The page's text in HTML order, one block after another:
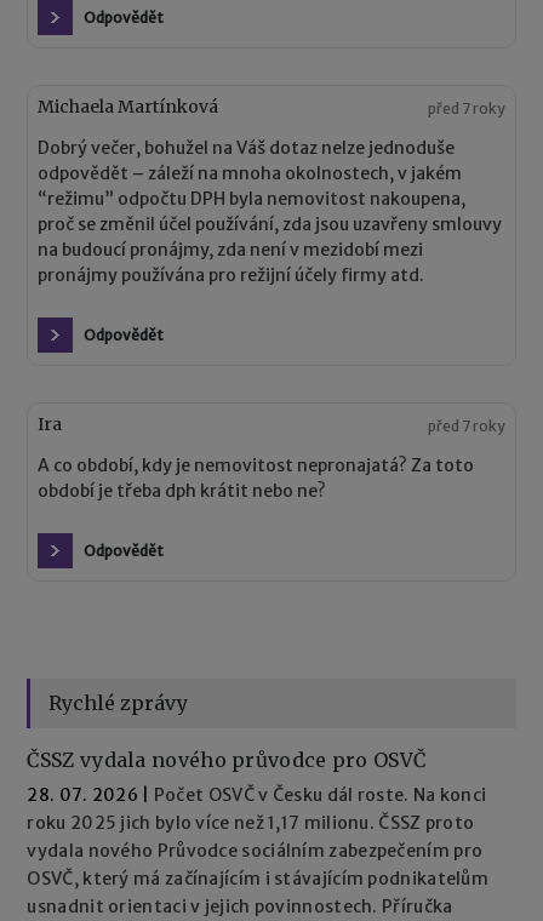
Odpovědět
Michaela Martínková před 7 roky
Dobrý večer, bohužel na Váš dotaz nelze jednoduše
odpovědět – záleží na mnoha okolnostech, v jakém
“režimu” odpočtu DPH byla nemovitost nakoupena,
proč se změnil účel používání, zda jsou uzavřeny smlouvy
na budoucí pronájmy, zda není v mezidobí mezi
pronájmy používána pro režijní účely firmy atd.
Odpovědět
Ira před 7 roky
A co období, kdy je nemovitost nepronajatá? Za toto
období je třeba dph krátit nebo ne?
Odpovědět
Rychlé zprávy
ČSSZ vydala nového průvodce pro OSVČ
28. 07. 2026
Počet OSVČ v Česku dál roste. Na konci
roku 2025 jich bylo více než 1,17 milionu. ČSSZ proto
vydala nového Průvodce sociálním zabezpečením pro
OSVČ, který má začínajícím i stávajícím podnikatelům
usnadnit orientaci v jejich povinnostech. Příručka